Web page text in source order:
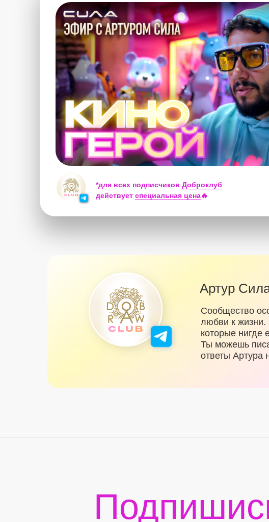
*для всех подписчиков Доброклуб
действует специальная цена🔥
Артур
Сообщество
любви к жизни.
которые нигде
Ты можешь
ответы Артура